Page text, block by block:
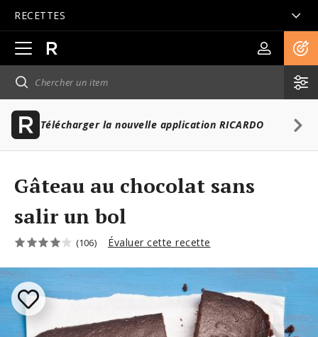
RECETTES
Ouvrir
la
navigation
principale
Télécharger la nouvelle application RICARDO
Gâteau au chocolat sans
salir un bol
(106) Évaluer cette recette